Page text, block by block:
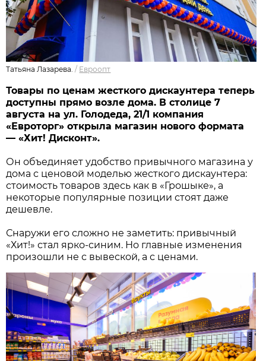
Татьяна Лазарева. / Евроопт
Товары по ценам жесткого дискаунтера теперь
доступны прямо возле дома. В столице 7
августа на ул. Голодеда, 21/1 компания
«Евроторг» открыла магазин нового формата
— «Хит! Дисконт».
Он объединяет удобство привычного магазина у
дома с ценовой моделью жесткого дискаунтера:
стоимость товаров здесь как в «Грошыке», а
некоторые популярные позиции стоят даже
дешевле.
Снаружи его сложно не заметить: привычный
«Хит!» стал ярко-синим. Но главные изменения
произошли не с вывеской, а с ценами.